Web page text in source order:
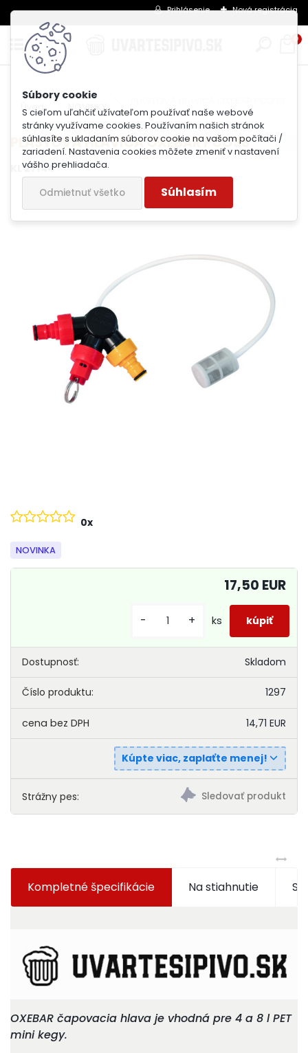
S cieľom uľahčiť užívateľom používať naše webové
stránky využívame cookies. Používaním našich stránok
súhlasíte s ukladaním súborov cookie na vašom počítači /
zariadení. Nastavenia cookies môžete zmeniť v nastavení
vášho prehliadača.
Odmietnuť všetko Súhlasím
Prihlásenie Nová registrácia
0
Úvod NOVINKY
PLASTOVÁ HLAVICA OXEBAR PCO38
KL 27144
NOVINKA
0x
Dostupnosť: Skladom
Číslo produktu: 1297
14,71 EUR
Kúpte viac, zaplaťte menej!
17,50 EUR
Strážny pes:
- + ks
Kompletné špecifikácie Na stiahnutie
OXEBAR čapovacia hlava je vhodná pre 4 a 8 l PET
mini kegy.